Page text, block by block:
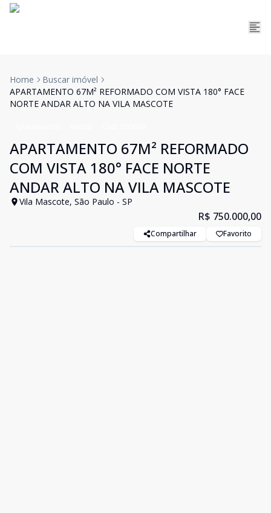
Home
Buscar imóvel
APARTAMENTO 67M² REFORMADO COM VISTA 180° FACE
NORTE ANDAR ALTO NA VILA MASCOTE
APARTAMENTO 67M² REFORMADO
COM VISTA 180° FACE NORTE
ANDAR ALTO NA VILA MASCOTE
Vila Mascote, São Paulo - SP
R$ 750.000,00
Compartilhar Favorito